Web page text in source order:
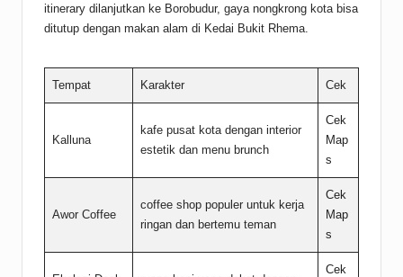
itinerary dilanjutkan ke Borobudur, gaya nongkrong kota bisa
ditutup dengan makan alam di Kedai Bukit Rhema.
Tempat Karakter Cek
Kalluna
kafe pusat kota dengan interior
estetik dan menu brunch
Cek
Map
s
Awor Coffee
coffee shop populer untuk kerja
ringan dan bertemu teman
Cek
Map
s
Cek